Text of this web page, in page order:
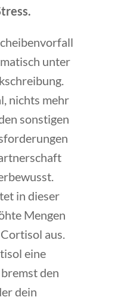
unter
nichts mehr
sonstigen
in dieser
Mengen
aus.
eine
den
dein